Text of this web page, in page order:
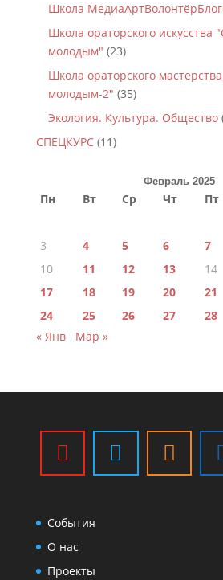
Школа
Школа ораторского искусства
молодым" (23)
Школа ораторского
молодым-2" (35)
Экология. Культура. Общество
СПЕЦКУРС(11)
Февраль 2025
Пн Вт Ср Чт Пт
3
4 5 6 7
10
11 12 13 14
17
18 19 20 21
24
25 26 27
28
« Янв
Мар »
События
О нас
Проекты